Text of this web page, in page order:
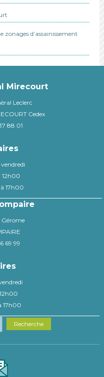
zonages d’assainissement
Mirecourt
Leclerc
Cedex
88 01
12h00
17h00
Gérome
69 99
17h00
Recherche